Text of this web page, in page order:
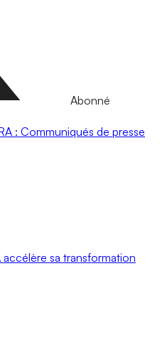
Abonné
: Communiqués de presse
sa transformation